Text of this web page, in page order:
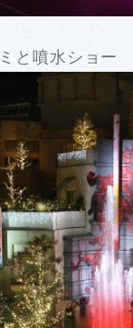
と噴水ショー